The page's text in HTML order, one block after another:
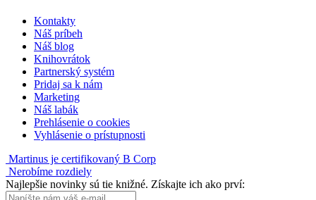
Kontakty
Náš príbeh
Náš blog
Knihovrátok
Partnerský systém
Pridaj sa k nám
Marketing
Náš labák
Prehlásenie o cookies
Vyhlásenie o prístupnosti
Martinus je certifikovaný B Corp
Nerobíme rozdiely
Najlepšie novinky sú tie knižné. Získajte ich ako prví: